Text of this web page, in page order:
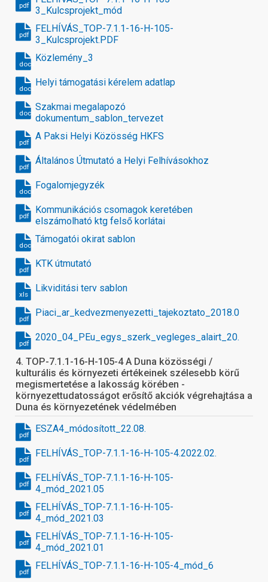
3_Kulcsprojekt_mód
pdf
FELHÍVÁS_TOP-7.1.1-16-H-105-
3_Kulcsprojekt.PDF
pdf
Közlemény_3
docx
Helyi támogatási kérelem adatlap
docx
Szakmai megalapozó
dokumentum_sablon_tervezet
docx
A Paksi Helyi Közösség HKFS
pdf
Általános Útmutató a Helyi Felhívásokhoz
pdf
Fogalomjegyzék
docx
Kommunikációs csomagok keretében
elszámolható ktg felső korlátai
pdf
Támogatói okirat sablon
docx
KTK útmutató
pdf
Likviditási terv sablon
xls
Piaci_ar_kedvezmenyezetti_tajekoztato_2018.09.13_1
pdf
2020_04_PEu_egys_szerk_vegleges_alairt_20.12.
pdf
4. TOP-7.1.1-16-H-105-4 A Duna közösségi /
kulturális és környezeti értékeinek szélesebb körű
megismertetése a lakosság körében -
környezettudatosságot erősítő akciók végrehajtása a
Duna és környezetének védelmében
ESZA4_módosított_22.08.
pdf
FELHÍVÁS_TOP-7.1.1-16-H-105-4.2022.02.
pdf
FELHÍVÁS_TOP-7.1.1-16-H-105-
4_mód_2021.05
pdf
FELHÍVÁS_TOP-7.1.1-16-H-105-
4_mód_2021.03
pdf
FELHÍVÁS_TOP-7.1.1-16-H-105-
4_mód_2021.01
pdf
FELHÍVÁS_TOP-7.1.1-16-H-105-4_mód_6
pdf